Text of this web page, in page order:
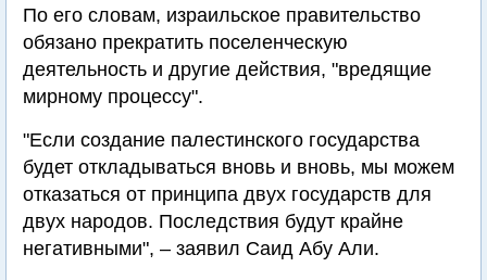
По его словам, израильское правительство
обязано прекратить поселенческую
деятельность и другие действия, "вредящие
мирному процессу".
"Если создание палестинского государства
будет откладываться вновь и вновь, мы можем
отказаться от принципа двух государств для
двух народов. Последствия будут крайне
негативными", – заявил Саид Абу Али.